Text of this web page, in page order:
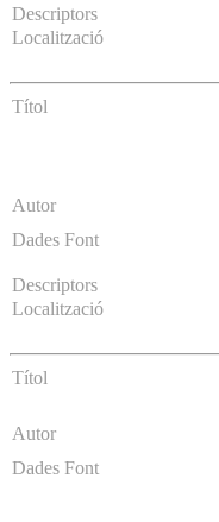
Descriptors
Localització
Títol
Autor
Dades Font
Descriptors
Localització
Títol
Autor
Dades Font